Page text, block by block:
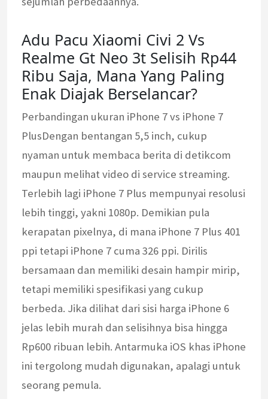
Adu Pacu Xiaomi Civi 2 Vs
Realme Gt Neo 3t Selisih Rp44
Ribu Saja, Mana Yang Paling
Enak Diajak Berselancar?
Perbandingan ukuran iPhone 7 vs iPhone 7
PlusDengan bentangan 5,5 inch, cukup
nyaman untuk membaca berita di detikcom
maupun melihat video di service streaming.
Terlebih lagi iPhone 7 Plus mempunyai resolusi
lebih tinggi, yakni 1080p. Demikian pula
kerapatan pixelnya, di mana iPhone 7 Plus 401
ppi tetapi iPhone 7 cuma 326 ppi. Dirilis
bersamaan dan memiliki desain hampir mirip,
tetapi memiliki spesifikasi yang cukup
berbeda. Jika dilihat dari sisi harga iPhone 6
jelas lebih murah dan selisihnya bisa hingga
Rp600 ribuan lebih. Antarmuka iOS khas iPhone
ini tergolong mudah digunakan, apalagi untuk
seorang pemula.